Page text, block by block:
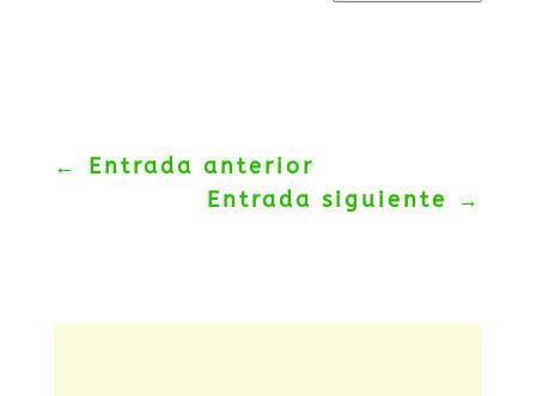
← Entrada anterior
Entrada siguiente
→